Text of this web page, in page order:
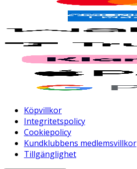
Köpvillkor
Integritetspolicy
Cookiepolicy
Kundklubbens medlemsvillkor
Tillgänglighet